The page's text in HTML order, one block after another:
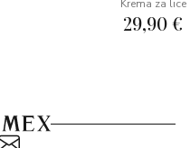
Krema za lice
29,90 €